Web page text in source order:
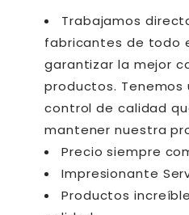
Trabajamos
fabricantes de todo
garantizar la mejor
productos.
control de calidad
mantener nuestra
Precio siempre
Impresionante
Productos